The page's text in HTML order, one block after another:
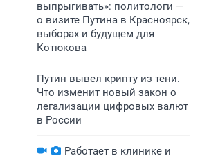
выпрыгивать»: политологи —
о визите Путина в Красноярск,
выборах и будущем для
Котюкова
Путин вывел крипту из тени.
Что изменит новый закон о
легализации цифровых валют
в России
Работает в клинике и